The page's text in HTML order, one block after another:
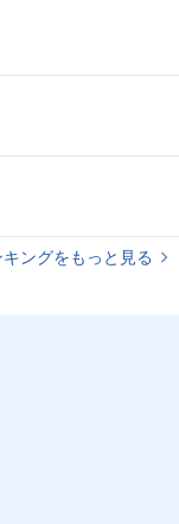
ングをもっと見る